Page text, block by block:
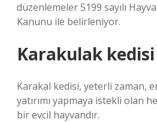
düzenlemeler 5199 sayılı
Kanunu ile belirleniyor.
Karakulak
Karakal kedisi, yeterli zaman,
yatırımı yapmaya istekli olan
bir evcil hayvandır.